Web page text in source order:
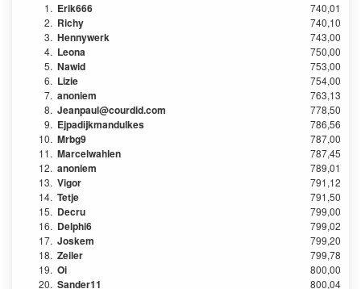
1. Erik666
740,01
2. Richy
740,10
3. Hennywerk
743,00
4. Leona
750,00
5. Nawid
753,00
6. Lizie
754,00
7. anoniem
763,13
8. Jeanpaul@courdid.com
778,50
9. Ejpadijkmandulkes
786,56
10. Mrbg9
787,00
11. Marcelwahlen
787,45
12. anoniem
789,01
13. Vigor
791,12
14. Tetje
791,50
15. Decru
799,00
16. Delphi6
799,02
17. Joskem
799,20
18. Zeiler
799,78
19. Oi
800,00
20. Sander11
800,04